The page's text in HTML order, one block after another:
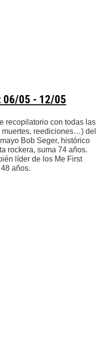
06/05 - 12/05
recopilatorio con todas las
reediciones…) del
Bob Seger, histórico
rockera, suma 74 años.
líder de los Me First
años.